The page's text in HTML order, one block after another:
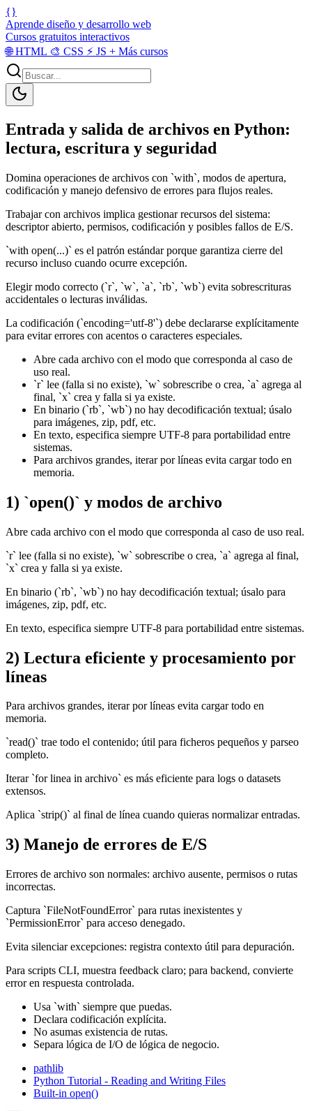
{}
Aprende diseño y desarrollo web
Cursos gratuitos interactivos
🌐HTML 🎨 CSS ⚡ JS + Más cursos
Entrada y salida de archivos en Python:
lectura, escritura y seguridad
Domina operaciones de archivos con `with`, modos de apertura,
codificación y manejo defensivo de errores para flujos reales.
Trabajar con archivos implica gestionar recursos del sistema:
descriptor abierto, permisos, codificación y posibles fallos de E/S.
`with open(...)` es el patrón estándar porque garantiza cierre del
recurso incluso cuando ocurre excepción.
Elegir modo correcto (`r`, `w`, `a`, `rb`, `wb`) evita sobrescrituras
accidentales o lecturas inválidas.
La codificación (`encoding='utf-8'`) debe declararse explícitamente
para evitar errores con acentos o caracteres especiales.
Abre cada archivo con el modo que corresponda al caso de
uso real.
`r` lee (falla si no existe), `w` sobrescribe o crea, `a` agrega al
final, `x` crea y falla si ya existe.
En binario (`rb`, `wb`) no hay decodificación textual; úsalo
para imágenes, zip, pdf, etc.
En texto, especifica siempre UTF-8 para portabilidad entre
sistemas.
Para archivos grandes, iterar por líneas evita cargar todo en
memoria.
1) `open()` y modos de archivo
Abre cada archivo con el modo que corresponda al caso de uso real.
`r` lee (falla si no existe), `w` sobrescribe o crea, `a` agrega al final,
`x` crea y falla si ya existe.
En binario (`rb`, `wb`) no hay decodificación textual; úsalo para
imágenes, zip, pdf, etc.
En texto, especifica siempre UTF-8 para portabilidad entre sistemas.
2) Lectura eficiente y procesamiento por
líneas
Para archivos grandes, iterar por líneas evita cargar todo en
memoria.
`read()` trae todo el contenido; útil para ficheros pequeños y parseo
completo.
Iterar `for linea in archivo` es más eficiente para logs o datasets
extensos.
Aplica `strip()` al final de línea cuando quieras normalizar entradas.
3) Manejo de errores de E/S
Errores de archivo son normales: archivo ausente, permisos o rutas
incorrectas.
Captura `FileNotFoundError` para rutas inexistentes y
`PermissionError` para acceso denegado.
Evita silenciar excepciones: registra contexto útil para depuración.
Para scripts CLI, muestra feedback claro; para backend, convierte
error en respuesta controlada.
Usa `with` siempre que puedas.
Declara codificación explícita.
No asumas existencia de rutas.
Separa lógica de I/O de lógica de negocio.
pathlib
Python Tutorial - Reading and Writing Files
Built-in open()